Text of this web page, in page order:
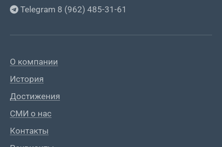
Telegram 8 (962) 485-31-61
О компании
История
Достижения
СМИ о нас
Контакты